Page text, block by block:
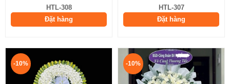
HTL-308
Đặt hàng
HTL-307
Đặt hàng
-10% -10%